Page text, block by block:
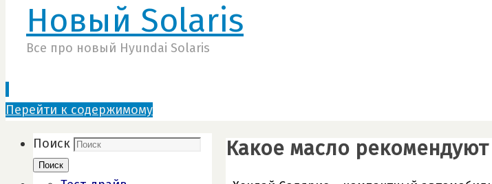
Новый Solaris
Все про новый Hyundai Solaris
Перейти к содержимому
Какое масло рекомендуют
Поиск
Поиск